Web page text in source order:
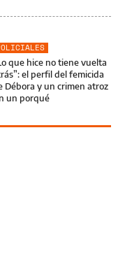
que hice no tiene vuelta
el perfil del femicida
Débora y un crimen atroz
un porqué